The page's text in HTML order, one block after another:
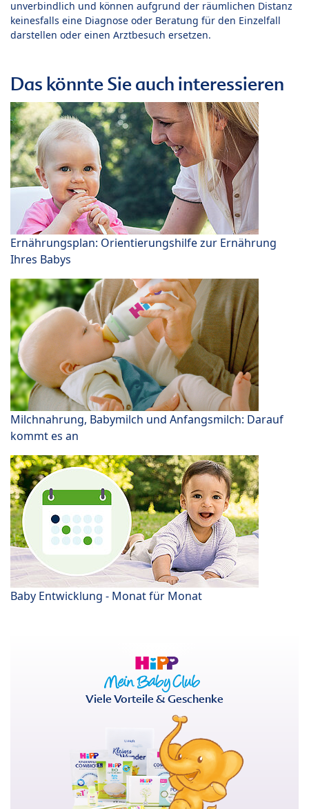
unverbindlich und können aufgrund der räumlichen Distanz
keinesfalls eine Diagnose oder Beratung für den Einzelfall
darstellen oder einen Arztbesuch ersetzen.
Das könnte Sie auch interessieren
Ernährungsplan: Orientierungshilfe zur Ernährung
Ihres Babys
Milchnahrung, Babymilch und Anfangsmilch: Darauf
kommt es an
Baby Entwicklung - Monat für Monat
Viele Vorteile & Geschenke